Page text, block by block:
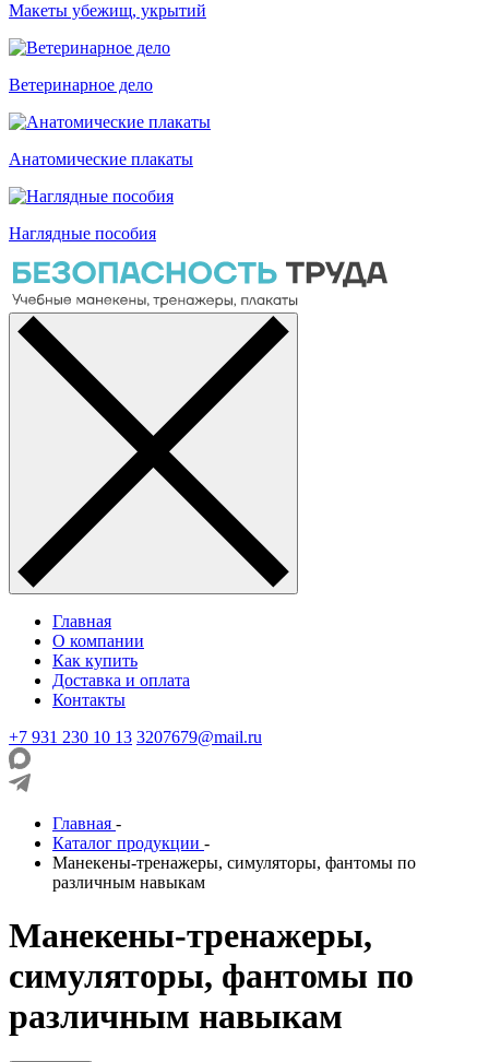
Макеты убежищ, укрытий
Ветеринарное дело
Анатомические плакаты
Наглядные пособия
Главная
О компании
Как купить
Доставка и оплата
Контакты
+7 931 230 10 13 3207679@mail.ru
Главная -
Каталог продукции -
Манекены-тренажеры, симуляторы, фантомы по
различным навыкам
Манекены-тренажеры,
симуляторы, фантомы по
различным навыкам